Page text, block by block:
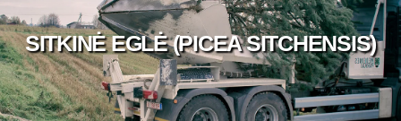
SITKINĖ EGLĖ (PICEA SITCHENSIS)